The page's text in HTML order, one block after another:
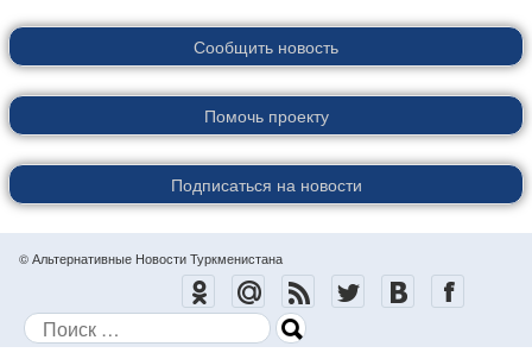
Сообщить новость
Помочь проекту
Подписаться на новости
© Альтернативные Новости Туркменистана
Поиск